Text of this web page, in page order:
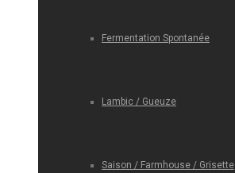
Fermentation Spontanée
Lambic / Gueuze
Saison / Farmhouse / Grisette